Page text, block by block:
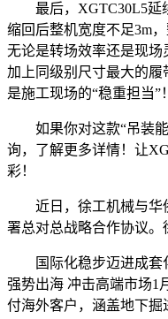
最后，XGTC30L5延续
缩回后整机宽度不足3m
无论是转场效率还是现
加上同级别尺寸最大的
是施工现场的“稳重担当”！
如果你对这款“吊装能
询，了解更多详情！让
彩！
近日，徐工机械与华
署总对总战略合作协议。
国际化稳步迈进成套
强势出海 冲击高端市场1
付海外客户，涵盖地下掘